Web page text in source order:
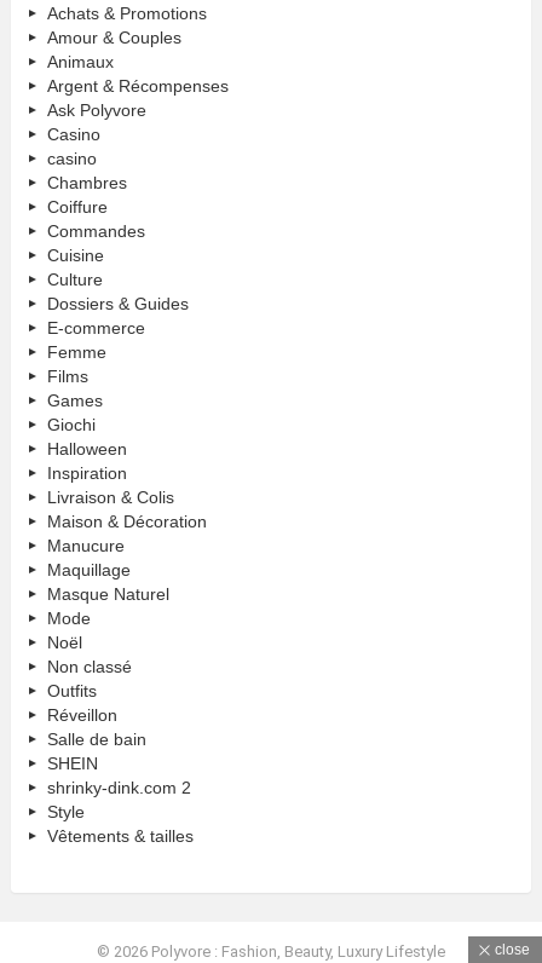
Achats & Promotions
Amour & Couples
Animaux
Argent & Récompenses
Ask Polyvore
Casino
casino
Chambres
Coiffure
Commandes
Cuisine
Culture
Dossiers & Guides
E-commerce
Femme
Films
Games
Giochi
Halloween
Inspiration
Livraison & Colis
Maison & Décoration
Manucure
Maquillage
Masque Naturel
Mode
Noël
Non classé
Outfits
Réveillon
Salle de bain
SHEIN
shrinky-dink.com 2
Style
Vêtements & tailles
© 2026 Polyvore : Fashion, Beauty, Luxury Lifestyle close